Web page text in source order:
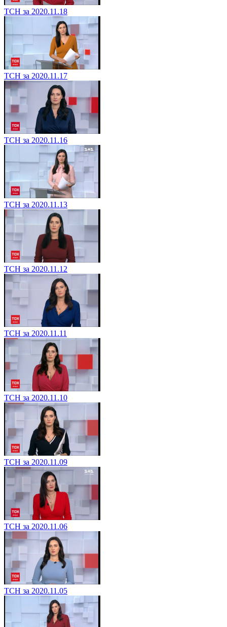
ТСН за 2020.11.18
ТСН за 2020.11.17
ТСН за 2020.11.16
ТСН за 2020.11.13
ТСН за 2020.11.12
ТСН за 2020.11.11
ТСН за 2020.11.10
ТСН за 2020.11.09
ТСН за 2020.11.06
ТСН за 2020.11.05